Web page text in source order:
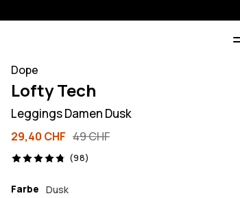
Dope
Lofty Tech
Leggings Damen Dusk
29,40 CHF 49 CHF
(98)
98 Reviews, 4.8/5
Farbe Dusk